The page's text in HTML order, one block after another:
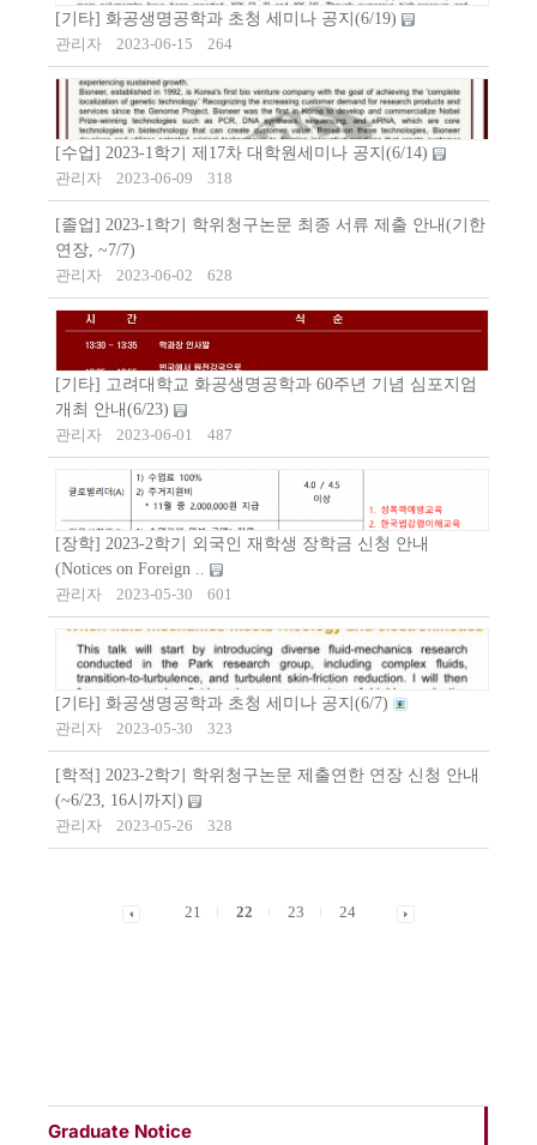
[기타] 화공생명공학과 초청 세미나 공지(6/19)
관리자
2023-06-15 264
[수업] 2023-1학기 제17차 대학원세미나 공지(6/14)
관리자
2023-06-09 318
[졸업] 2023-1학기 학위청구논문 최종 서류 제출 안내(기한
연장, ~7/7)
관리자
2023-06-02 628
[기타] 고려대학교 화공생명공학과 60주년 기념 심포지엄
개최 안내(6/23)
관리자
2023-06-01 487
[장학] 2023-2학기 외국인 재학생 장학금 신청 안내
(Notices on Foreign ..
관리자
2023-05-30 601
[기타] 화공생명공학과 초청 세미나 공지(6/7)
관리자
2023-05-30 323
[학적] 2023-2학기 학위청구논문 제출연한 연장 신청 안내
(~6/23, 16시까지)
관리자
2023-05-26 328
21 22 23 24
Graduate Notice